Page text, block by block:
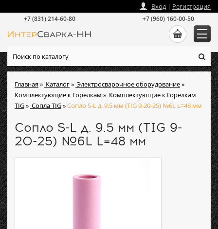
Главная» Каталог» Электросварочное оборудование»
Комплектующие к Горелкам » Комплектующие к Горелкам
TIG» Сопла TIG»Сопло S-L д. 9.5 мм (TIG 9-20-25) №6L L=48 мм
Сопло S-L д. 9.5 мм (TIG 9-
20-25) №6L L=48 мм
Вход| Регистрация
+7 (831) 214-60-80 +7 (960) 160-00-50